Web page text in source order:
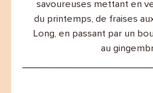
savoureuses mettant en
du printemps, de fraises
Long, en passant par un
au